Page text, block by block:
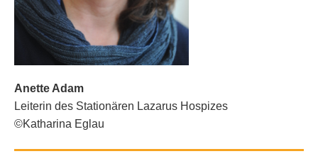
Anette Adam
Leiterin des Stationären Lazarus Hospizes
©Katharina Eglau